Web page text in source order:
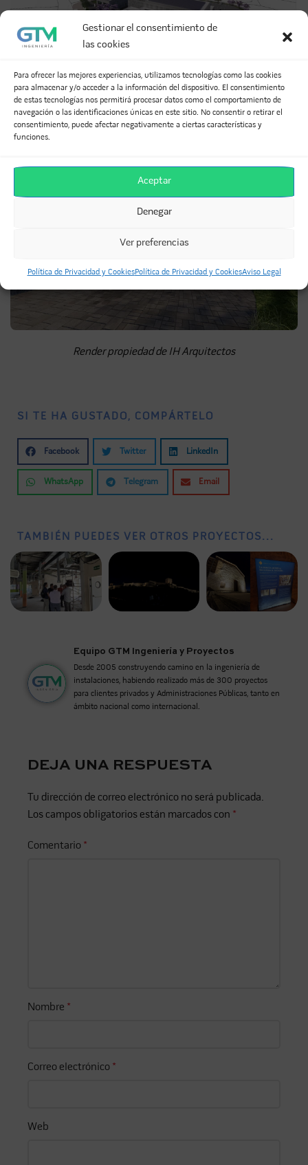
Gestionar el consentimiento de
las cookies
Para ofrecer las mejores experiencias, utilizamos tecnologías como las cookies
para almacenar y/o acceder a la información del dispositivo. El consentimiento
de estas tecnologías nos permitirá procesar datos como el comportamiento de
navegación o las identificaciones únicas en este sitio. No consentir o retirar el
consentimiento, puede afectar negativamente a ciertas características y
funciones.
Aceptar
Denegar
Ver preferencias
Política de Privacidad y CookiesPolítica de Privacidad y CookiesAviso Legal
Render propiedad de IH Arquitectos
Render propiedad de IH Arquitectos
SI TE HA GUSTADO, COMPÁRTELO
Facebook Twitter LinkedIn
WhatsApp Telegram Email
TAMBIÉN PUEDES VER OTROS PROYECTOS...
Equipo GTM Ingeniería y Proyectos
Desde 2005 construyendo camino en la ingeniería de
instalaciones, habiendo realizado más de 300 proyectos
para clientes privados y Administraciones Públicas, tanto en
ámbito nacional como internacional.
DEJA UNA RESPUESTA
Tu dirección de correo electrónico no será publicada.
Los campos obligatorios están marcados con *
Comentario *
Nombre *
Correo electrónico *
Web